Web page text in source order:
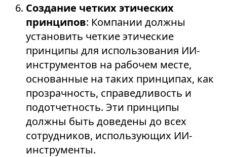
Создание четких этических
принципов: Компании должны
установить четкие этические
принципы для использования ИИ-
инструментов на рабочем месте,
основанные на таких принципах, как
прозрачность, справедливость и
подотчетность. Эти принципы
должны быть доведены до всех
сотрудников, использующих ИИ-
инструменты.